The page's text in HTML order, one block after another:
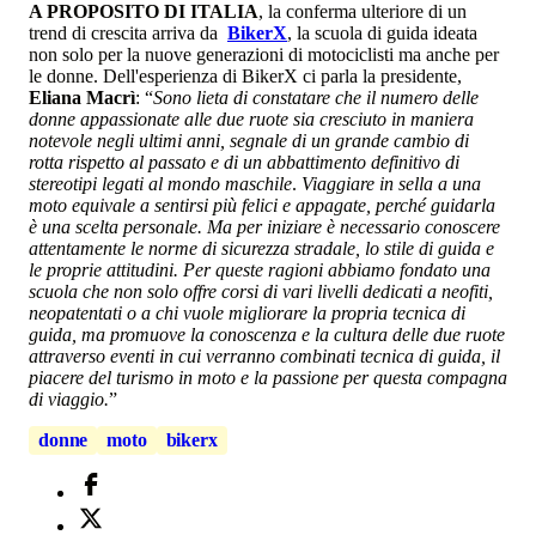
A PROPOSITO DI ITALIA, la conferma ulteriore di un
trend di crescita arriva da BikerX, la scuola di guida ideata
non solo per la nuove generazioni di motociclisti ma anche per
le donne. Dell'esperienza di BikerX ci parla la presidente,
Eliana Macrì: “Sono lieta di constatare che il numero delle
donne appassionate alle due ruote sia cresciuto in maniera
notevole negli ultimi anni, segnale di un grande cambio di
rotta rispetto al passato e di un abbattimento definitivo di
stereotipi legati al mondo maschile. Viaggiare in sella a una
moto equivale a sentirsi più felici e appagate, perché guidarla
è una scelta personale. Ma per iniziare è necessario conoscere
attentamente le norme di sicurezza stradale, lo stile di guida e
le proprie attitudini. Per queste ragioni abbiamo fondato una
scuola che non solo offre corsi di vari livelli dedicati a neofiti,
neopatentati o a chi vuole migliorare la propria tecnica di
guida, ma promuove la conoscenza e la cultura delle due ruote
attraverso eventi in cui verranno combinati tecnica di guida, il
piacere del turismo in moto e la passione per questa compagna
di viaggio.”
donne
moto bikerx